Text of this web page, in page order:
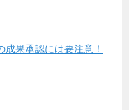
果承認には要注意！